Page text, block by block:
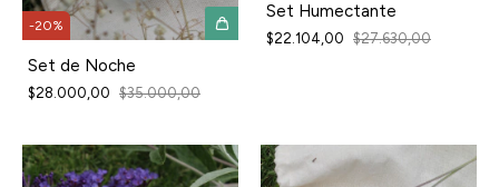
-20%
Set de Noche
$28.000,00 $35.000,00
Set Humectante
$22.104,00 $27.630,00